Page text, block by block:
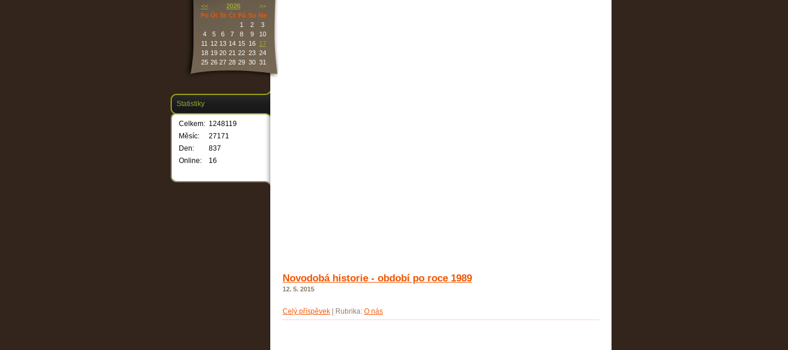
Novodobá historie - období po roce 1989
12. 5. 2015
Celý příspěvek Rubrika: O nás
<< 2026
>>
Po Út St Čt Pá So Ne
1
2
3
4
5 6 7 8 9
10
11
12 13 14 15 16
17
18 19 20 21 22 23 24
25 26 27 28 29 30 31
Statistiky
Online: 16
Celkem: 1248119
Měsíc:
27171
Den:
837